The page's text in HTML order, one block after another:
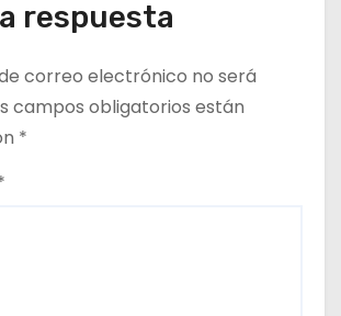
respuesta
correo electrónico no será
campos obligatorios están
*